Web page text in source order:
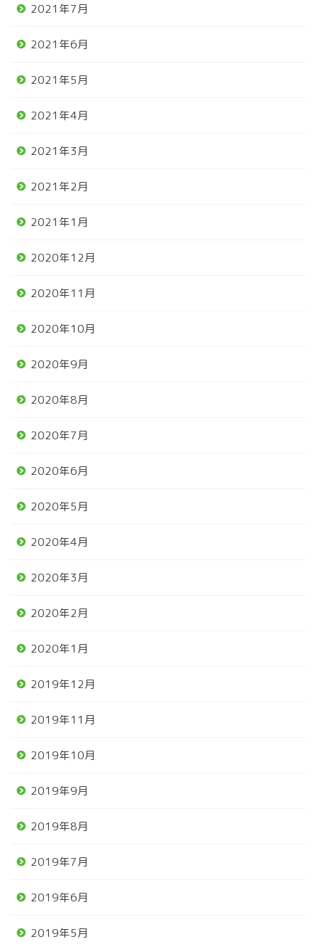
2021年7月
2021年6月
2021年5月
2021年4月
2021年3月
2021年2月
2021年1月
2020年12月
2020年11月
2020年10月
2020年9月
2020年8月
2020年7月
2020年6月
2020年5月
2020年4月
2020年3月
2020年2月
2020年1月
2019年12月
2019年11月
2019年10月
2019年9月
2019年8月
2019年7月
2019年6月
2019年5月